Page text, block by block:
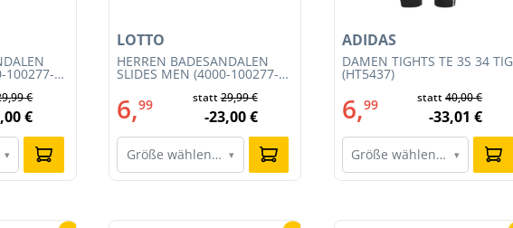
100277-
€
€
▾
HERREN BADESANDALEN
SLIDES MEN (4000-100277-
LOTTO
6,99 statt29,99 €
-23,00 €
Größe wählen… ▾
DAMEN TIGHTS TE 3S 34 TIG
(HT5437)
ADIDAS
6,99 statt40,00 €
-33,01 €
Größe wählen… ▾